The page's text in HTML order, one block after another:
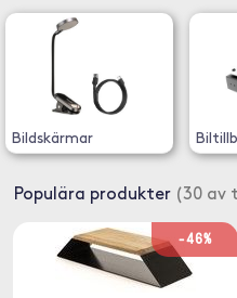
Bildskärmar
Populära produkter (30 av
-46%